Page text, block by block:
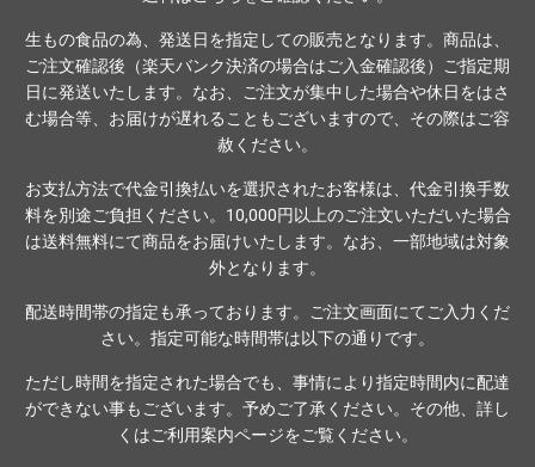
生もの食品の為、発送日を指定しての販売となります。商品は、
ご注文確認後（楽天バンク決済の場合はご入金確認後）ご指定期
日に発送いたします。なお、ご注文が集中した場合や休日をはさ
む場合等、お届けが遅れることもございますので、その際はご容
赦ください。
お支払方法で代金引換払いを選択されたお客様は、代金引換手数
料を別途ご負担ください。10,000円以上のご注文いただいた場合
は送料無料にて商品をお届けいたします。なお、一部地域は対象
外となります。
配送時間帯の指定も承っております。ご注文画面にてご入力くだ
さい。指定可能な時間帯は以下の通りです。
ただし時間を指定された場合でも、事情により指定時間内に配達
ができない事もございます。予めご了承ください。その他、詳し
くはご利用案内ページをご覧ください。